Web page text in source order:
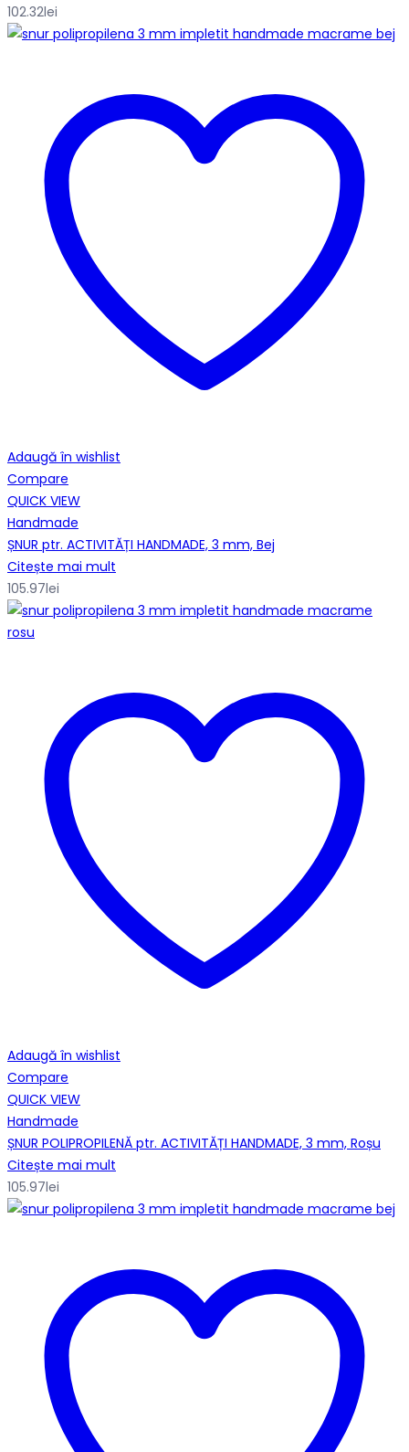
102.32lei
Adaugă în wishlist
Compare
QUICK VIEW
Handmade
ȘNUR ptr. ACTIVITĂȚI HANDMADE, 3 mm, Bej
Citește mai mult
105.97lei
Adaugă în wishlist
Compare
QUICK VIEW
Handmade
ȘNUR POLIPROPILENĂ ptr. ACTIVITĂȚI HANDMADE, 3 mm, Roșu
Citește mai mult
105.97lei